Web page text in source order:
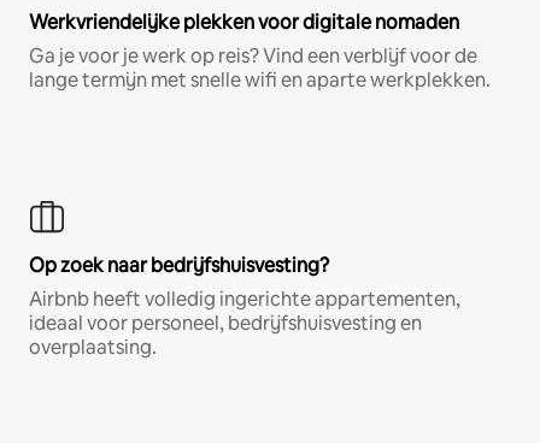
Werkvriendelijke plekken voor digitale nomaden
Ga je voor je werk op reis? Vind een verblijf voor de
lange termijn met snelle wifi en aparte werkplekken.
Op zoek naar bedrijfshuisvesting?
Airbnb heeft volledig ingerichte appartementen,
ideaal voor personeel, bedrijfshuisvesting en
overplaatsing.